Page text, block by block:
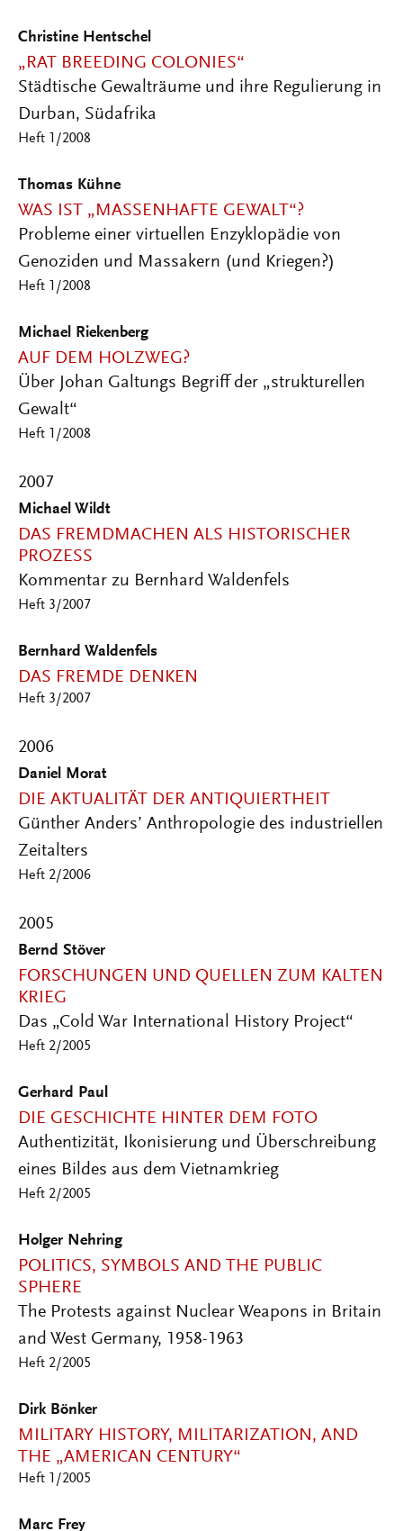
Christine Hentschel
„RAT BREEDING COLONIES“
Städtische Gewalträume und ihre Regulierung in
Durban, Südafrika
Heft 1/2008
Thomas Kühne
WAS IST „MASSENHAFTE GEWALT“?
Probleme einer virtuellen Enzyklopädie von
Genoziden und Massakern (und Kriegen?)
Heft 1/2008
Michael Riekenberg
AUF DEM HOLZWEG?
Über Johan Galtungs Begriff der „strukturellen
Gewalt“
Heft 1/2008
2007
Michael Wildt
DAS FREMDMACHEN ALS HISTORISCHER
PROZESS
Kommentar zu Bernhard Waldenfels
Heft 3/2007
Bernhard Waldenfels
DAS FREMDE DENKEN
Heft 3/2007
2006
Daniel Morat
DIE AKTUALITÄT DER ANTIQUIERTHEIT
Günther Anders’ Anthropologie des industriellen
Zeitalters
Heft 2/2006
2005
Bernd Stöver
FORSCHUNGEN UND QUELLEN ZUM KALTEN
KRIEG
Das „Cold War International History Project“
Heft 2/2005
Gerhard Paul
DIE GESCHICHTE HINTER DEM FOTO
Authentizität, Ikonisierung und Überschreibung
eines Bildes aus dem Vietnamkrieg
Heft 2/2005
Holger Nehring
POLITICS, SYMBOLS AND THE PUBLIC
SPHERE
The Protests against Nuclear Weapons in Britain
and West Germany, 1958-1963
Heft 2/2005
Dirk Bönker
MILITARY HISTORY, MILITARIZATION, AND
THE „AMERICAN CENTURY“
Heft 1/2005
Marc Frey